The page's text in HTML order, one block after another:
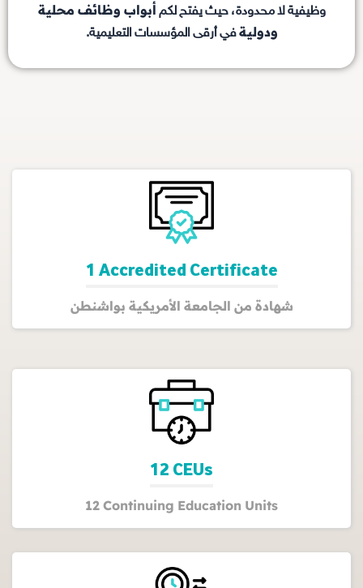
وظيفية لا محدودة، حيث يفتح لكم أبواب وظائف محلية
ودوليةفي أرقى المؤسسات التعليمية.
1 Accredited Certificate
شهادة من الجامعة الأمريكية بواشنطن
12 CEUs
12 Continuing Education Units